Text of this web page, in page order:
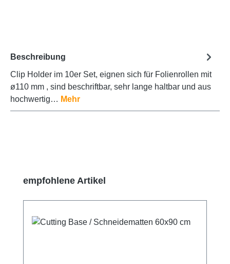
Beschreibung
Clip Holder im 10er Set, eignen sich für Folienrollen mit
ø110 mm , sind beschriftbar, sehr lange haltbar und aus
hochwertig… Mehr
Produktgalerie überspringen
empfohlene Artikel